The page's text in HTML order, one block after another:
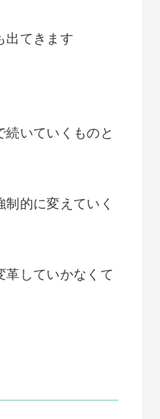
出てきます
いていくものと
的に変えていく
革していかなくて